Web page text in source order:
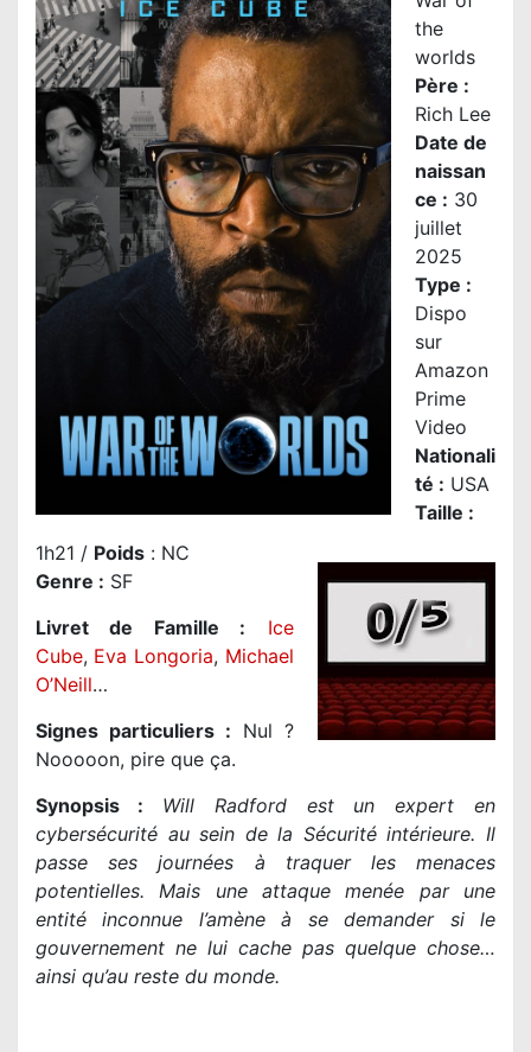
the
worlds
Père :
Rich Lee
Date de
naissan
ce : 30
juillet
2025
Type :
Dispo
sur
Amazon
Prime
Video
Nationali
té : USA
Taille :
1h21 / Poids : NC
Genre : SF
Livret de Famille :
Ice
Cube, Eva Longoria, Michael
O’Neill…
Signes particuliers : Nul ?
Nooooon, pire que ça.
Synopsis :
Will Radford est un expert en
cybersécurité au sein de la Sécurité intérieure. Il
passe ses journées à traquer les menaces
potentielles. Mais une attaque menée par une
entité inconnue l’amène à se demander si le
gouvernement ne lui cache pas quelque chose…
ainsi qu’au reste du monde.